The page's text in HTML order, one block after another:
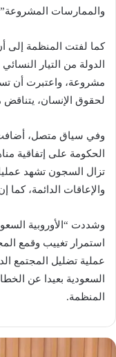
والممارسات
كما لفتت المنظمة إلى
الدولة من التيار
مشروعة، واعتبرت أن
لحقوق الإنسان، يتناقض
وفي سياق متصل،
الحكومة على إتفاقية
تزال السجون تشهد
والإعاقات الدائمة،
وشددت “الأوروبية
استمرار تغييب وقمع
عملية تضليل المجتمع
السعودية بعيدا عن
المنظمة.